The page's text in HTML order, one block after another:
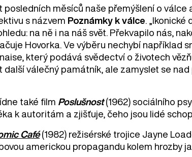
posledních měsíců naše přemýšlení o
s názvem Poznámky k válce .
na ně i na náš svět. Překvapilo nás,
Hovorka. Ve výběru nechybí například
který podává svědectví o životech
další válečný památník, ale zamyslet se
také film Poslušnost(1962) sociálního
k autoritám a zjišťuje, čeho jsou lidé
Café(1982) režisérské trojice Jayne
americkou propagandu kolem hrozby